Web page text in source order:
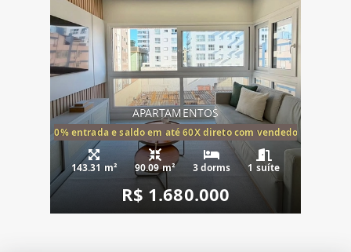
APARTAMENTOS
20% entrada e saldo em até 60X direto com vendedor
143.31 m² 90.09 m² 3 dorms 1 suíte
R$ 1.680.000